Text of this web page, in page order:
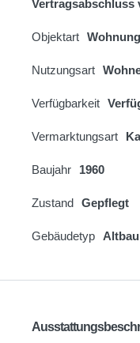
Vertragsabschluss
Objektart Wohnung
Nutzungsart
Verfügbarkeit
Vermarktungsart
Baujahr 1960
Zustand Gepflegt
Gebäudetyp Altbau